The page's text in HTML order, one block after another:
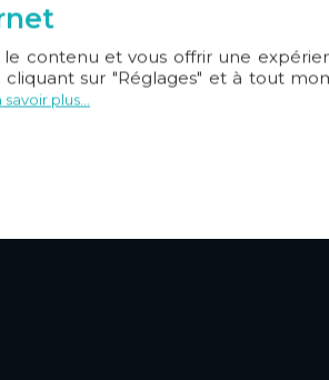
contenu et vous offrir une
sur "Réglages" et à tout
savoir plus...